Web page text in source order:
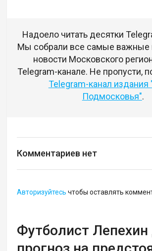
Надоело читать десятки
Мы собрали все самые важные
новости Московского
Telegram-канале. Не пропусти,
Telegram-канал издания
Подмосковья".
Комментариев нет
Авторизуйтесь чтобы оставлять
Футболист Лепехин